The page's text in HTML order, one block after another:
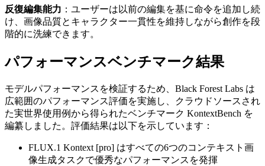
反復編集能力 ：ユーザーは以前の編集を基に命令を追加し続
け、画像品質とキャラクター一貫性を維持しながら創作を段
階的に洗練できます。
パフォーマンスベンチマーク結果
モデルパフォーマンスを検証するため、Black Forest Labs は
広範囲のパフォーマンス評価を実施し、クラウドソースされ
た実世界使用例から得られたベンチマーク KontextBench を
編纂しました。評価結果は以下を示しています：
FLUX.1 Kontext [pro] はすべての6つのコンテキスト画
像生成タスクで優秀なパフォーマンスを発揮